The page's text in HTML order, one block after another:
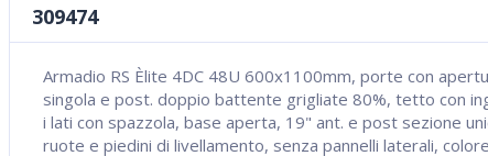
309474
Armadio RS Èlite 4DC 48U 600x1100mm, porte con
singola e post. doppio battente grigliate 80%, tetto con
i lati con spazzola, base aperta, 19" ant. e post sezione
ruote e piedini di livellamento, senza pannelli laterali,